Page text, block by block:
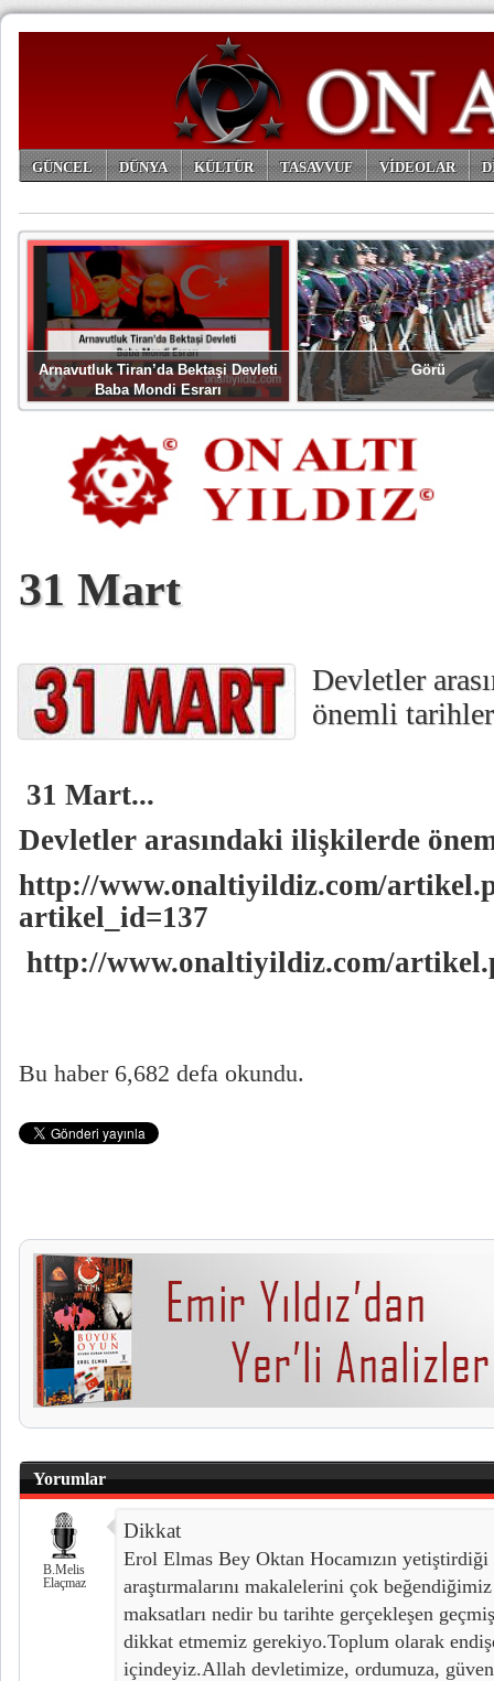
GÜNCEL DÜNYA KÜLTÜR TASAVVUF VİDEOLAR
Arnavutluk Tiran’da Bektaşi Devleti
Baba Mondi Esrarı
Görü
31 Mart
Devletler
önemli
31 Mart...
Devletler arasındaki ilişkilerde
http://www.onaltiyildiz.com/
artikel_id=137
http://www.onaltiyildiz.com/
Bu haber 6,682 defa okundu.
Yorumlar
B.Melis
Elaçmaz
Dikkat
Erol Elmas Bey Oktan Hocamızın
araştırmalarını makalelerini çok
maksatları nedir bu tarihte gerçekleşen
dikkat etmemiz gerekiyo.Toplum olarak
içindeyiz.Allah devletimize, ordumuza,